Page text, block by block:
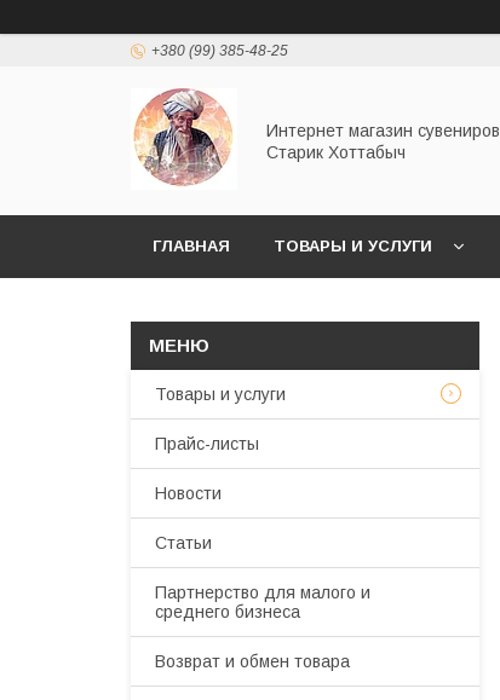
+380 (99) 385-48-25
Интернет магазин сувениров
Старик Хоттабыч
ГЛАВНАЯ ТОВАРЫ И УСЛУГИ
Товары и услуги
Прайс-листы
Новости
Статьи
Партнерство для малого и
среднего бизнеса
Возврат и обмен товара